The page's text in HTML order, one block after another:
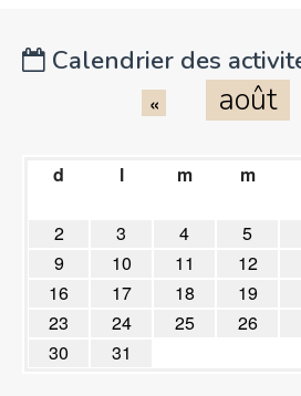
Calendrier des
août
«
d l m m
2
3 4 5
9
10 11 12
16
17 18 19
23
24 25 26
30
31